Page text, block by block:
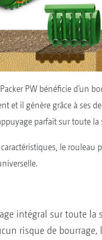
PW bénéficie d’un
et il génère grâce à ses
parfait sur toute la
caractéristiques, le rouleau
intégral sur toute la
risque de bourrage,